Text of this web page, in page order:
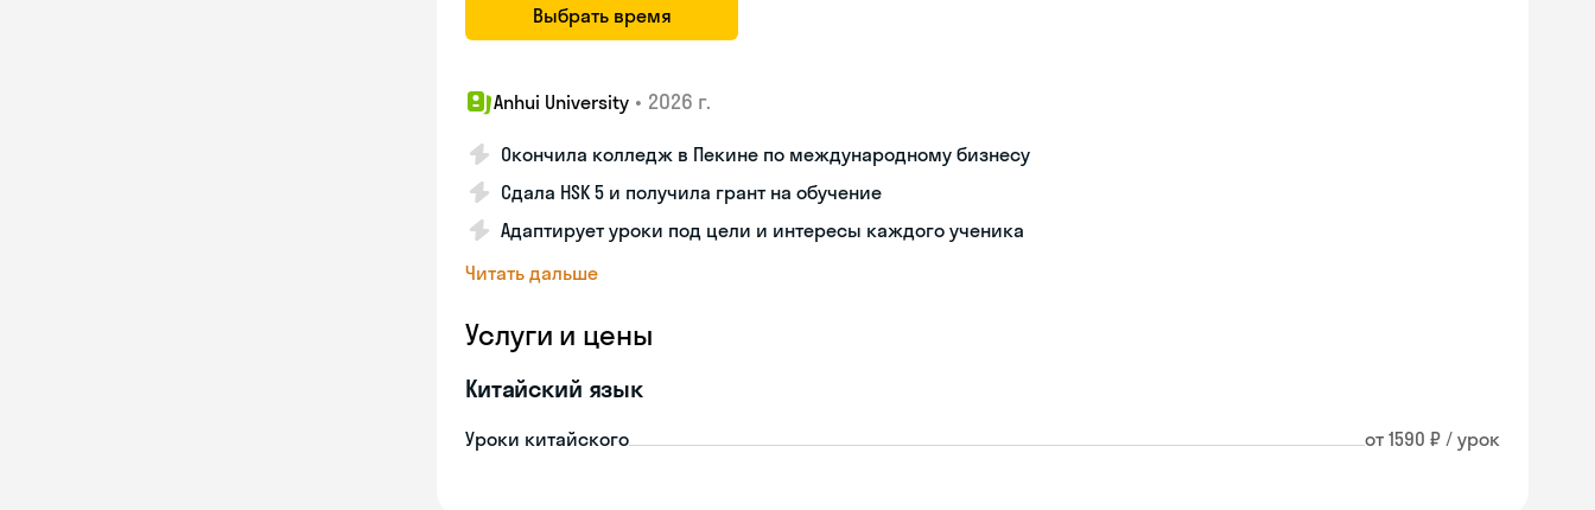
Выбрать время
Anhui University • 2026 г.
Окончила колледж в Пекине по международному бизнесу
Сдала HSK 5 и получила грант на обучение
Адаптирует уроки под цели и интересы каждого ученика
Читать дальше
Услуги и цены
Китайский язык
Уроки китайского от 1590 ₽ / урок